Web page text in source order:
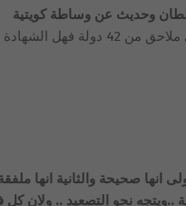
وحديث عن وساطة كويتية
عماد مغنية مجرم ارهابي
انها صحيحة والثانية انها
..ويتجه نحو التصعيد .. ولان